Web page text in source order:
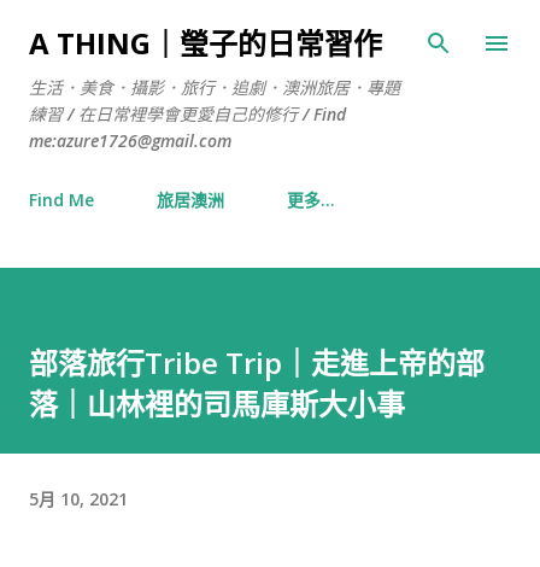
跳到主要內容
A THING｜瑩子的日常習作
生活．美食．攝影．旅行．追劇．澳洲旅居．專題
練習 / 在日常裡學會更愛自己的修行 / Find
me:azure1726@gmail.com
Find Me 旅居澳洲 更多…
部落旅行Tribe Trip｜走進上帝的部
落｜山林裡的司馬庫斯大小事
5月 10, 2021